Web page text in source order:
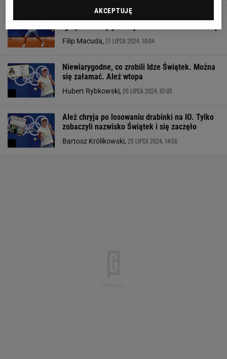
O której mecz Igi Świątek? Gdzie oglądać
Filip Macuda, 27 LIPCA 2024, 10:04
Niewiarygodne, co zrobili Idze Świątek. Można
się załamać. Ależ wtopa
Hubert Rybkowski, 26 LIPCA 2024, 07:05
Ależ chryja po losowaniu drabinki na IO. Tylko
zobaczyli nazwisko Świątek i się zaczęło
Bartosz Królikowski, 25 LIPCA 2024, 14:56
AKCEPTUJĘ